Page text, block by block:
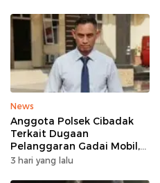
News
Anggota Polsek Cibadak
Terkait Dugaan
Pelanggaran Gadai Mobil,
Kasus Ditangani Bid
3 hari yang lalu